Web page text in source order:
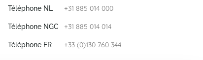
Téléphone NL +31 885 014 000
Téléphone NGC +31 885 014 014
Téléphone FR +33 (0)130 760 344